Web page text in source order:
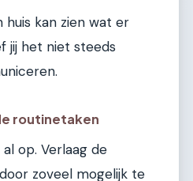
huis kan zien wat er
jij het niet steeds
routinetaken
op. Verlaag de
zoveel mogelijk te